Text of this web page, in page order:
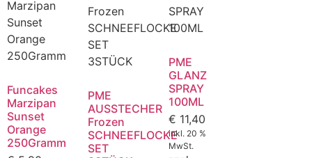
Funcakes
Marzipan
Sunset
Orange
250Gramm
PME
AUSSTECHER
Frozen
SCHNEEFLOCKE
SET
PME
GLANZ
SPRAY
100ML
€ 11,40
inkl. 20 %
MwSt.